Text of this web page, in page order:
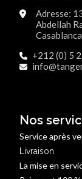
Adresse:
Abdellah
+212 (0) 5
Nos
Service après
Livraison
La mise en